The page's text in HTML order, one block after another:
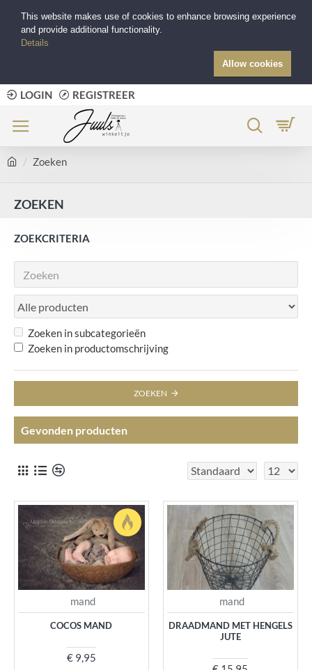
LOGIN REGISTREER
Zoeken
ZOEKEN
ZOEKCRITERIA
Zoeken in subcategorieën
Zoeken in productomschrijving
ZOEKEN
Gevonden producten
mand
COCOS MAND
€ 9,95
mand
DRAADMAND MET HENGELS
JUTE
This website makes use of cookies to enhance browsing experience
and provide additional functionality.
Details
Allow cookies